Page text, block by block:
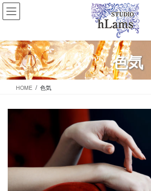
コ
ン
ツ
に
移
動
ナ
ビ
シ
ョ
ン
に
色気
HOME 色気